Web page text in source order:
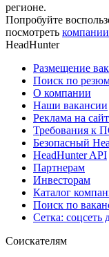
регионе.
Попробуйте
посмотреть
HeadHunter
Размещение
Поиск по
О компании
Наши вакансии
Реклама на
Требования к
Безопасный
HeadHunter API
Партнерам
Инвесторам
Каталог
Поиск по
Сетка: соцсеть
Соискателям